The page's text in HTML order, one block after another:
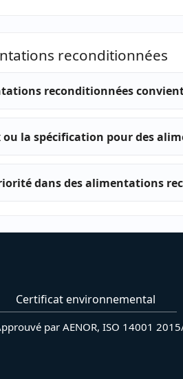
reconditionnées
reconditionnées
la spécification pour des
dans des alimentations
Certificat environnemental
par AENOR, ISO 14001